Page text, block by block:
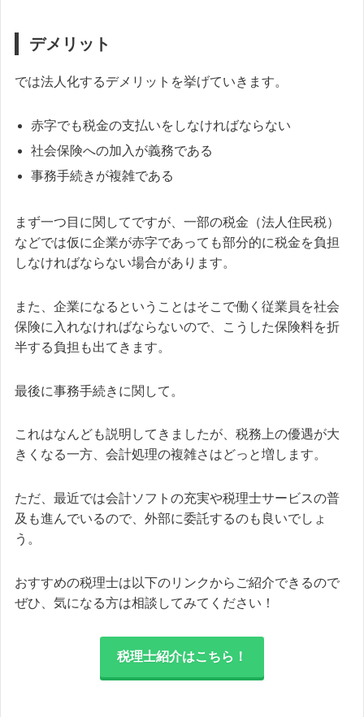
デメリット
では法人化するデメリットを挙げていきます。
赤字でも税金の支払いをしなければならない
社会保険への加入が義務である
事務手続きが複雑である
まず一つ目に関してですが、一部の税金（法人住民税）
などでは仮に企業が赤字であっても部分的に税金を負担
しなければならない場合があります。
また、企業になるということはそこで働く従業員を社会
保険に入れなければならないので、こうした保険料を折
半する負担も出てきます。
最後に事務手続きに関して。
これはなんども説明してきましたが、税務上の優遇が大
きくなる一方、会計処理の複雑さはどっと増します。
ただ、最近では会計ソフトの充実や税理士サービスの普
及も進んでいるので、外部に委託するのも良いでしょ
う。
おすすめの税理士は以下のリンクからご紹介できるので
ぜひ、気になる方は相談してみてください！
税理士紹介はこちら！